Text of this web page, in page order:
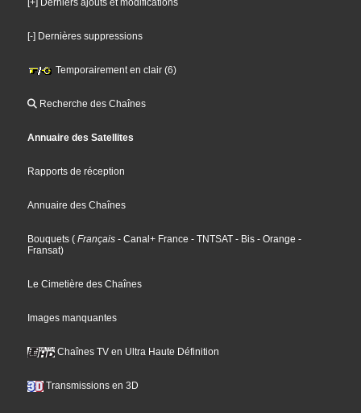
[-] Dernières suppressions
Temporairement en clair (6)
Recherche des Chaînes
Annuaire des Satellites
Rapports de réception
Annuaire des Chaînes
Bouquets ( Français - Canal+ France - TNTSAT - Bis - Orange -
Fransat)
Le Cimetière des Chaînes
Images manquantes
Chaînes TV en Ultra Haute Définition
Transmissions en 3D